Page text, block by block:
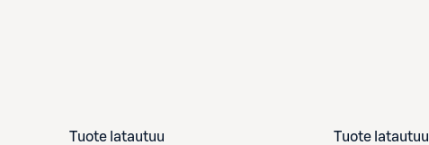
Tuote latautuu Tuote latautuu